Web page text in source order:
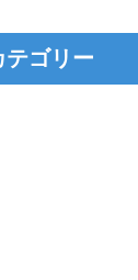
テゴリー